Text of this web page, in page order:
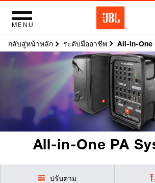
MENU
All-in-One PA
กลับสู่หน้าหลัก ระดับมืออาชีพ All-in-One
ปรับตาม